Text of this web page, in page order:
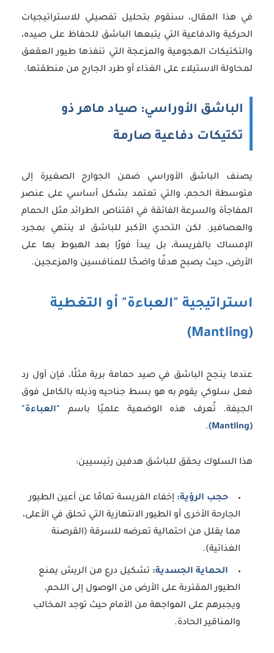
في هذا المقال، سنقوم بتحليل تفصيلي للاستراتيجيات
الحركية والدفاعية التي يتبعها الباشق للحفاظ على صيده،
والتكتيكات الهجومية والمزعجة التي تنفذها طيور العقعق
لمحاولة الاستيلاء على الغذاء أو طرد الجارح من منطقتها.
الباشق الأوراسي: صياد ماهر ذو
تكتيكات دفاعية صارمة
يصنف الباشق الأوراسي ضمن الجوارح الصغيرة إلى
متوسطة الحجم، والتي تعتمد بشكل أساسي على عنصر
المفاجأة والسرعة الفائقة في اقتناص الطرائد مثل الحمام
والعصافير. لكن التحدي الأكبر للباشق لا ينتهي بمجرد
الإمساك بالفريسة، بل يبدأ فورًا بعد الهبوط بها على
الأرض، حيث يصبح هدفًا واضحًا للمنافسين والمزعجين.
استراتيجية "العباءة" أو التغطية
(Mantling)
عندما ينجح الباشق في صيد حمامة برية مثلًا، فإن أول رد
فعل سلوكي يقوم به هو بسط جناحيه وذيله بالكامل فوق
الجيفة. تُعرف هذه الوضعية علميًا باسم "العباءة"
(Mantling)
.
هذا السلوك يحقق للباشق هدفين رئيسيين:
حجب الرؤية: إخفاء الفريسة تمامًا عن أعين الطيور
الجارحة الأخرى أو الطيور الانتهازية التي تحلق في الأعلى،
مما يقلل من احتمالية تعرضه للسرقة (القرصنة
الغذائية).
الحماية الجسدية: تشكيل درع من الريش يمنع
الطيور المقتربة على الأرض من الوصول إلى اللحم،
ويجبرهم على المواجهة من الأمام حيث توجد المخالب
والمناقير الحادة.